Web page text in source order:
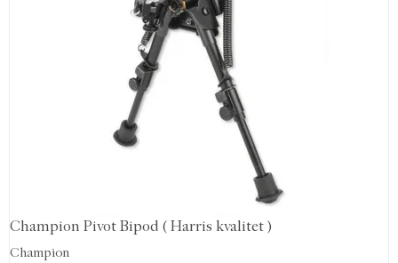
Champion Pivot Bipod ( Harris kvalitet )
Champion